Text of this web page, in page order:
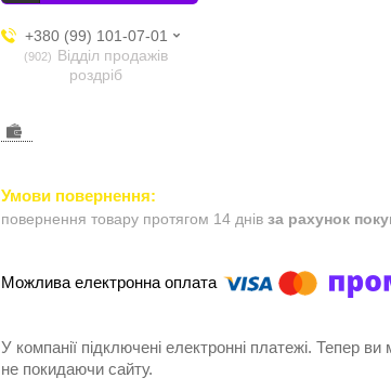
+380 (99) 101-07-01
902
Відділ продажів
роздріб
повернення товару протягом 14 днів за рахунок
У компанії підключені електронні платежі. Тепер
не покидаючи сайту.